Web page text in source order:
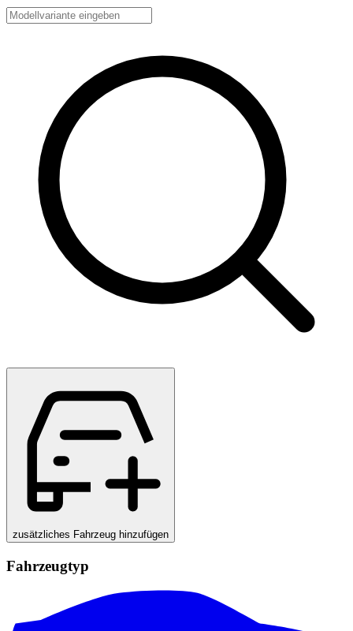
zusätzliches Fahrzeug hinzufügen
Fahrzeugtyp